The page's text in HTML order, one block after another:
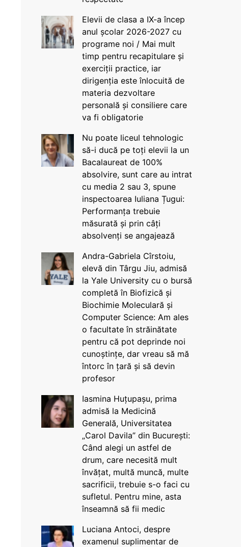
Elevii de clasa a IX-a încep
anul școlar 2026-2027 cu
programe noi / Mai mult
timp pentru recapitulare și
exerciții practice, iar
dirigenția este înlocuită de
materia dezvoltare
personală și consiliere care
va fi obligatorie
Nu poate liceul tehnologic
să-i ducă pe toți elevii la un
Bacalaureat de 100%
absolvire, sunt care au intrat
cu media 2 sau 3, spune
inspectoarea Iuliana Țugui:
Performanța trebuie
măsurată și prin câți
absolvenți se angajează
Andra-Gabriela Cîrstoiu,
elevă din Târgu Jiu, admisă
la Yale University cu o bursă
completă în Biofizică și
Biochimie Moleculară și
Computer Science: Am ales
o facultate în străinătate
pentru că pot deprinde noi
cunoștințe, dar vreau să mă
întorc în țară și să devin
profesor
Iasmina Huțupașu, prima
admisă la Medicină
Generală, Universitatea
„Carol Davila” din București:
Când alegi un astfel de
drum, care necesită mult
învățat, multă muncă, multe
sacrificii, trebuie s-o faci cu
sufletul. Pentru mine, asta
înseamnă să fii medic
Luciana Antoci, despre
examenul suplimentar de